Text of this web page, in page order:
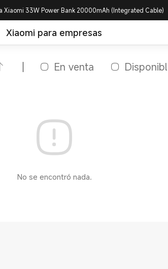
Xiaomi 33W Power Bank 20000mAh (Integrated Cable)
Xiaomi para empresas
En venta
No se encontró nada.